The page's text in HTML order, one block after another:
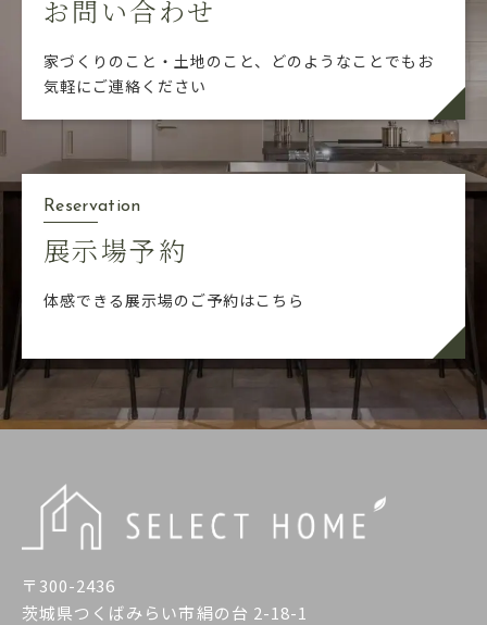
お問い合わせ
家づくりのこと・土地のこと、どのようなことでも お
気軽にご連絡ください
Reservation
展示場予約
体感できる展示場のご予約はこちら
〒300-2436
茨城県つくばみらい市絹の台 2-18-1